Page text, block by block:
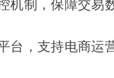
制，保障交易
，支持电商运